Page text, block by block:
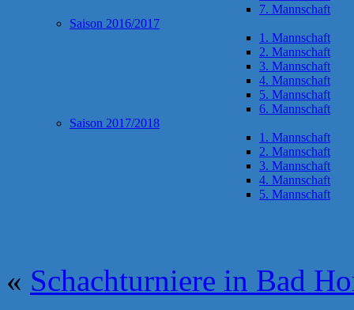
7. Mannschaft
Saison 2016/2017
1. Mannschaft
2. Mannschaft
3. Mannschaft
4. Mannschaft
5. Mannschaft
6. Mannschaft
Saison 2017/2018
1. Mannschaft
2. Mannschaft
3. Mannschaft
4. Mannschaft
5. Mannschaft
« Schachturniere in Bad